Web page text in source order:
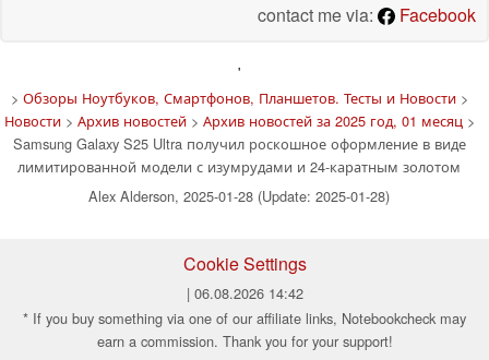
contact me via:
Facebook
'
> Обзоры Ноутбуков, Смартфонов, Планшетов. Тесты и Новости>
Новости> Архив новостей> Архив новостей за 2025 год, 01 месяц >
Samsung Galaxy S25 Ultra получил роскошное оформление в виде
лимитированной модели с изумрудами и 24-каратным золотом
Alex Alderson, 2025-01-28 (Update: 2025-01-28)
Cookie Settings
| 06.08.2026 14:42
* If you buy something via one of our affiliate links, Notebookcheck may
earn a commission. Thank you for your support!